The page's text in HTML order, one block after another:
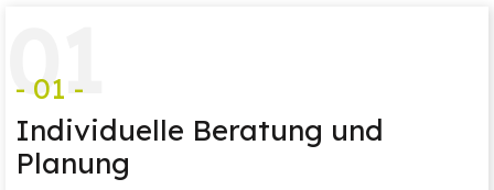
01
- 01 -
Individuelle Beratung und
Planung